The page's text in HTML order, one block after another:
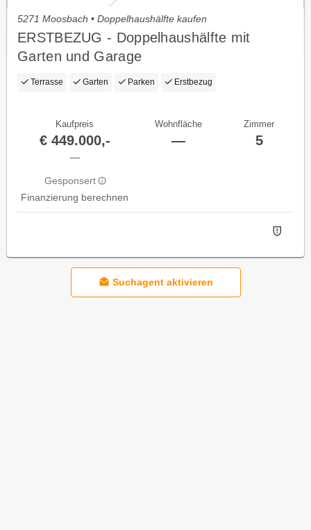
5271 Moosbach • Doppelhaushälfte kaufen
ERSTBEZUG - Doppelhaushälfte mit
Garten und Garage
Terrasse Garten Parken Erstbezug
Kaufpreis
€ 449.000,-
—
Gesponsert
Finanzierung berechnen
Wohnfläche
—
Zimmer
5
Suchagent aktivieren